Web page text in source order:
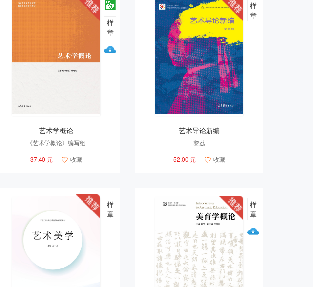
艺术学概论
《艺术学概论》编写组
37.40 元
 收藏
样
章
艺术导论新编
黎荔
52.00 元
 收藏
样
章
样
章
样
章